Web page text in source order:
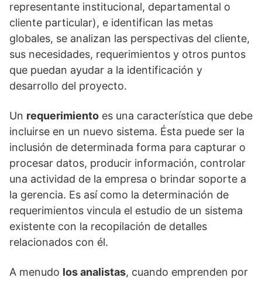
representante institucional, departamental o
cliente particular), e identifican las metas
globales, se analizan las perspectivas del cliente,
sus necesidades, requerimientos y otros puntos
que puedan ayudar a la identificación y
desarrollo del proyecto.
Un requerimiento es una característica que debe
incluirse en un nuevo sistema. Ésta puede ser la
inclusión de determinada forma para capturar o
procesar datos, producir información, controlar
una actividad de la empresa o brindar soporte a
la gerencia. Es así como la determinación de
requerimientos vincula el estudio de un sistema
existente con la recopilación de detalles
relacionados con él.
A menudo los analistas, cuando emprenden por